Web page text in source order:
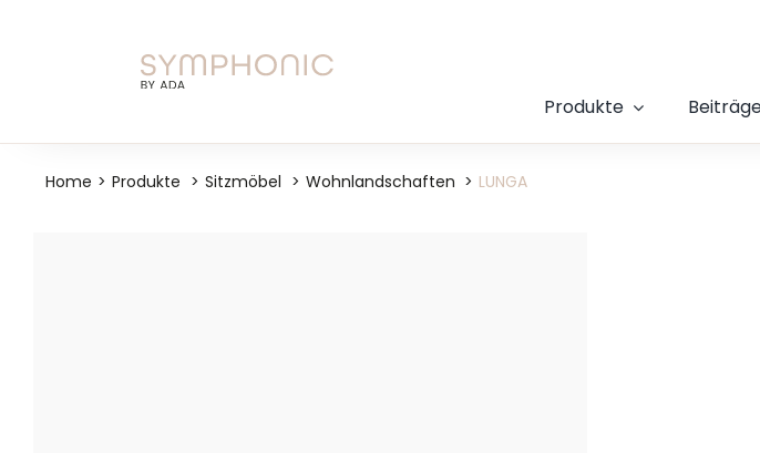
Produkte
Home Produkte Sitzmöbel Wohnlandschaften LUNGA